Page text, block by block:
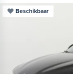
Beschikbaar